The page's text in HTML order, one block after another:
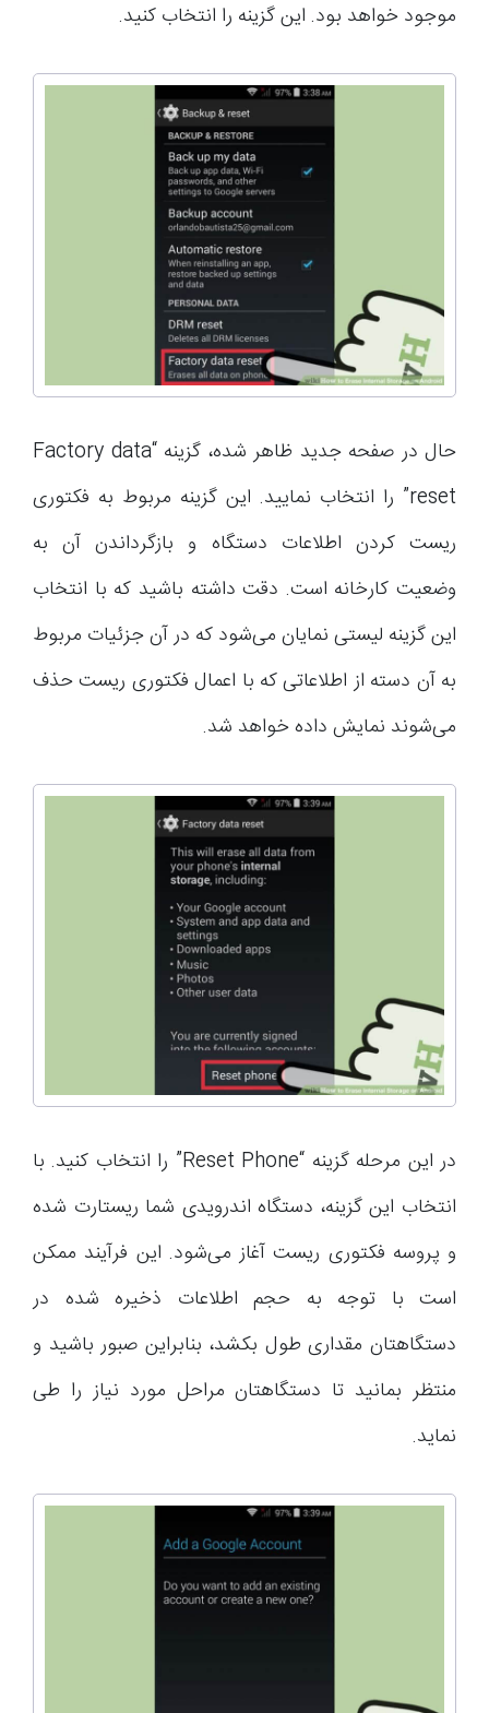
موجود خواهد بود. این گزینه را انتخاب کنید.
حال در صفحه جدید ظاهر شده، گزینه “Factory data
reset” را انتخاب نمایید. این گزینه مربوط به فکتوری
ریست کردن اطلاعات دستگاه و بازگرداندن آن به
وضعیت کارخانه است. دقت داشته باشید که با انتخاب
این گزینه لیستی نمایان می‌شود که در آن جزئیات مربوط
به آن دسته از اطلاعاتی که با اعمال فکتوری ریست حذف
می‌شوند نمایش داده خواهد شد.
در این مرحله گزینه “Reset Phone” را انتخاب کنید. با
انتخاب این گزینه، دستگاه اندرویدی شما ریستارت شده
و پروسه فکتوری ریست آغاز می‌شود. این فرآیند ممکن
است با توجه به حجم اطلاعات ذخیره شده در
دستگاهتان مقداری طول بکشد، بنابراین صبور باشید و
منتظر بمانید تا دستگاهتان مراحل مورد نیاز را طی
نماید.